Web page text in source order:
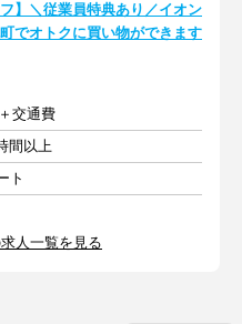
フ】＼従業員特典あり／イオン
でオトクに買い物ができます
交通費
間以上
ト
人一覧を見る